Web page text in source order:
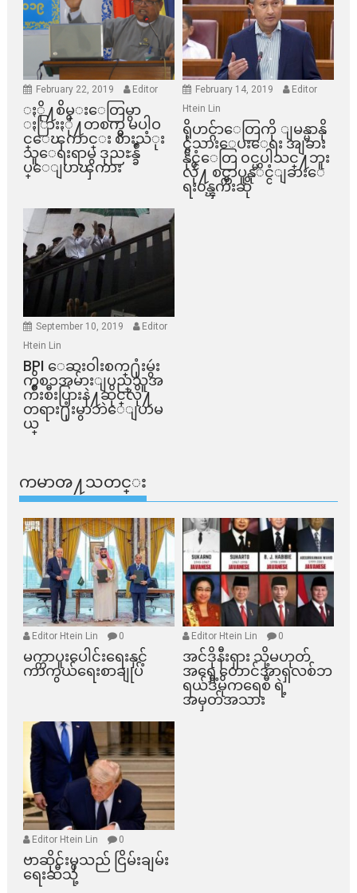
February 22, 2019 Editor
ႏို႔စိမ္းေတြမွာ
ႏြားႏို႔တစက္မွ မပါဝ
င္ေၾကာင္း စားသံုး
သူေရးရာမွ ဒုညႊန္ခ်ဳ
ပ္ေျပာၾကား
February 14, 2019
Editor
Htein Lin
ရိုဟင္ဂ်ာေတြကို ျမန္မာနို
င္ငံသားေပးေရး အျခား
နိုင္ငံေတြ ၀င္မပါသင္႔ဘူး
လို႔ စင္ကာပူနုိင္ငံျခားေ
ရး၀န္ၾကီးဆို
September 10, 2019
Editor
Htein Lin
BPI ​ေဆးဝါးစက္​႐ုံးမွဴး
ကိစၥအမ်ားျပည္​သူအ
က်ိဳးစီးပြားနဲ႔ဆိုင္​လို႔
တရား႐ုံးမွာဘဲေျပာမ
ယ္​
ကမာၻ႔သတင္း
Editor Htein Lin 0
မက္ကာပူးပေါင်းရေးနှင့်
ကာကွယ်ရေးစာချုပ်
Editor Htein Lin 0
အင်ဒိုနီးရှား သို့မဟုတ်
အရှေ့တောင်အာရှလစ်ဘ
ရယ်ဒီမိုကရေစီ ရဲ့
အမှတ်အသား
Editor Htein Lin 0
ဗာဆိုင်းမှသည် ငြိမ်းချမ်း
ရေးဆီသို့